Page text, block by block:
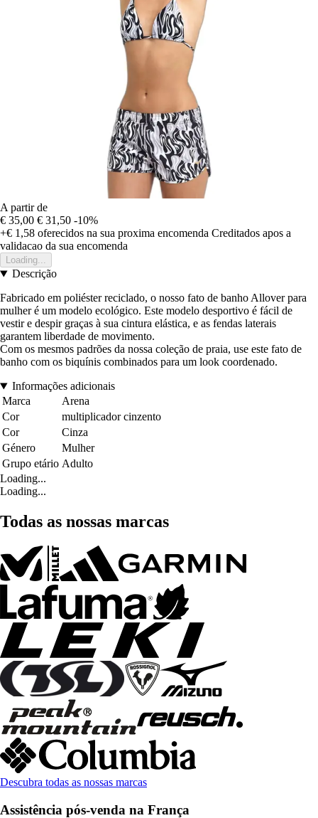
A partir de
€ 35,00 € 31,50 -10%
+€ 1,58 oferecidos na sua proxima encomenda Creditados apos a
validacao da sua encomenda
Loading...
Descrição
Fabricado em poliéster reciclado, o nosso fato de banho Allover para
mulher é um modelo ecológico. Este modelo desportivo é fácil de
vestir e despir graças à sua cintura elástica, e as fendas laterais
garantem liberdade de movimento.
Com os mesmos padrões da nossa coleção de praia, use este fato de
banho com os biquínis combinados para um look coordenado.
Informações adicionais
Marca
Arena
Cor
multiplicador cinzento
Cor
Cinza
Género
Mulher
Grupo etário Adulto
Loading...
Loading...
Todas as nossas marcas
Descubra todas as nossas marcas
Assistência pós-venda na França